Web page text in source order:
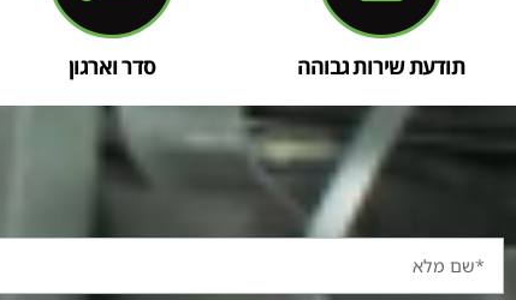
תודעת שירות גבוהה סדר וארגון